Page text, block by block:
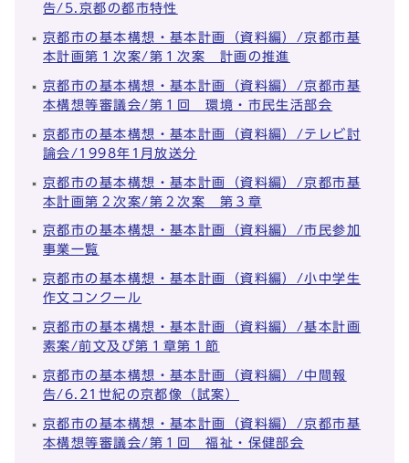
告/5.京都の都市特性
京都市の基本構想・基本計画（資料編）/京都市基
本計画第１次案/第１次案 計画の推進
京都市の基本構想・基本計画（資料編）/京都市基
本構想等審議会/第１回 環境・市民生活部会
京都市の基本構想・基本計画（資料編）/テレビ討
論会/1998年1月放送分
京都市の基本構想・基本計画（資料編）/京都市基
本計画第２次案/第２次案 第３章
京都市の基本構想・基本計画（資料編）/市民参加
事業一覧
京都市の基本構想・基本計画（資料編）/小中学生
作文コンクール
京都市の基本構想・基本計画（資料編）/基本計画
素案/前文及び第１章第１節
京都市の基本構想・基本計画（資料編）/中間報
告/6.21世紀の京都像（試案）
京都市の基本構想・基本計画（資料編）/京都市基
本構想等審議会/第１回 福祉・保健部会